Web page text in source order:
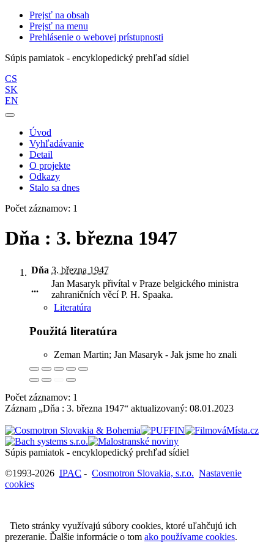
Prejsť na obsah
Prejsť na menu
Prehlásenie o webovej prístupnosti
Súpis pamiatok - encyklopedický prehľad sídiel
CS
SK
EN
Úvod
Vyhľadávanie
Detail
O projekte
Odkazy
Stalo sa dnes
Počet záznamov: 1
Dňa : 3. března 1947
Dňa 3. března 1947
...
Jan Masaryk přivítal v Praze belgického ministra
zahraničních věcí P. H. Spaaka.
Literatúra
Použitá literatúra
Zeman Martin; Jan Masaryk - Jak jsme ho znali
Počet záznamov: 1
Záznam „Dňa : 3. března 1947“ aktualizovaný: 08.01.2023
Súpis pamiatok - encyklopedický prehľad sídiel
©1993-2026 IPAC - Cosmotron Slovakia, s.r.o. Nastavenie
cookies
Tieto stránky využívajú súbory cookies, ktoré uľahčujú ich
prezeranie. Ďalšie informácie o tom ako používame cookies.